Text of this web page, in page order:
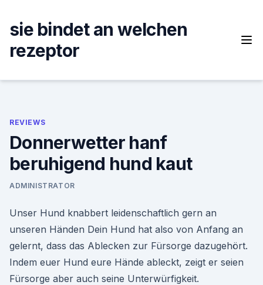
content
sie bindet an welchen
rezeptor
REVIEWS
Donnerwetter hanf
beruhigend hund kaut
ADMINISTRATOR
Unser Hund knabbert leidenschaftlich gern an
unseren Händen Dein Hund hat also von Anfang an
gelernt, dass das Ablecken zur Fürsorge dazugehört.
Indem euer Hund eure Hände ableckt, zeigt er seien
Fürsorge aber auch seine Unterwürfigkeit.